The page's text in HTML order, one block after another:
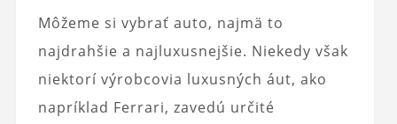
Môžeme si vybrať auto, najmä to
najdrahšie a najluxusnejšie. Niekedy však
niektorí výrobcovia luxusných áut, ako
napríklad Ferrari, zavedú určité